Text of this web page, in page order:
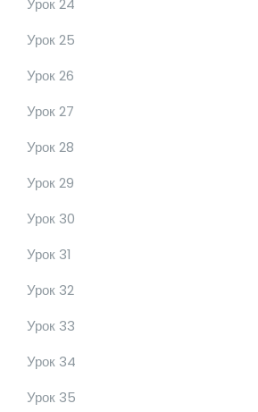
Урок 24
Урок 25
Урок 26
Урок 27
Урок 28
Урок 29
Урок 30
Урок 31
Урок 32
Урок 33
Урок 34
Урок 35